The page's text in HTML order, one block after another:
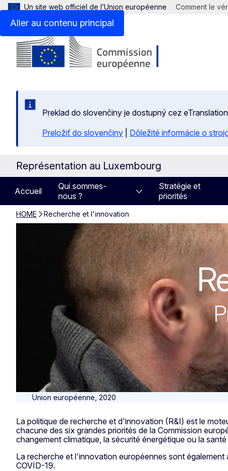
Aller au contenu principal
Un site web officiel de l’Union européenne Comment le
Preklad do slovenčiny je dostupný cez
Preložiť do slovenčiny
Dôležité informácie o
Représentation au Luxembourg
Accueil
Qui sommes-
nous ?
Stratégie et
priorités
HOME Recherche et l'innovation
Recherche et
Union européenne, 2020
La politique de recherche et d'innovation (R&I) est le
chacune des six grandes priorités de la Commission
changement climatique, la sécurité énergétique ou la
La recherche et l'innovation européennes sont
COVID-19.